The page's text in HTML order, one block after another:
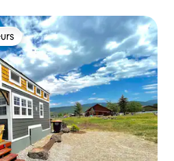
les plus appréciés